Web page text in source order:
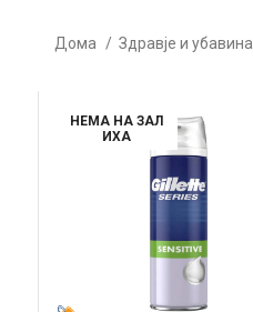
Дома Здравје и убавина
НЕМА НА ЗАЛ
ИХА